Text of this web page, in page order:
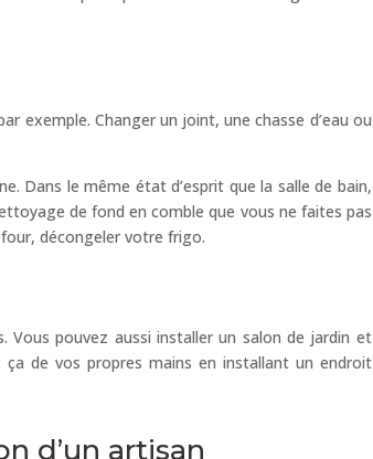
exemple. Changer un joint, une chasse d’eau ou
Dans le même état d’esprit que la salle de bain,
de fond en comble que vous ne faites pas
décongeler votre frigo.
pouvez aussi installer un salon de jardin et
de vos propres mains en installant un endroit
d’un artisan